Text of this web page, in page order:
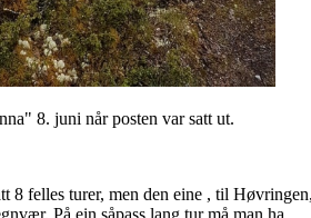
8. juni når posten var satt ut.
8 felles turer, men den eine , til